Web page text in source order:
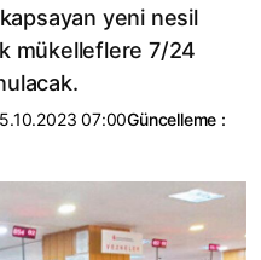
yeni nesil
mükelleflere 7/24
07:00Güncelleme :